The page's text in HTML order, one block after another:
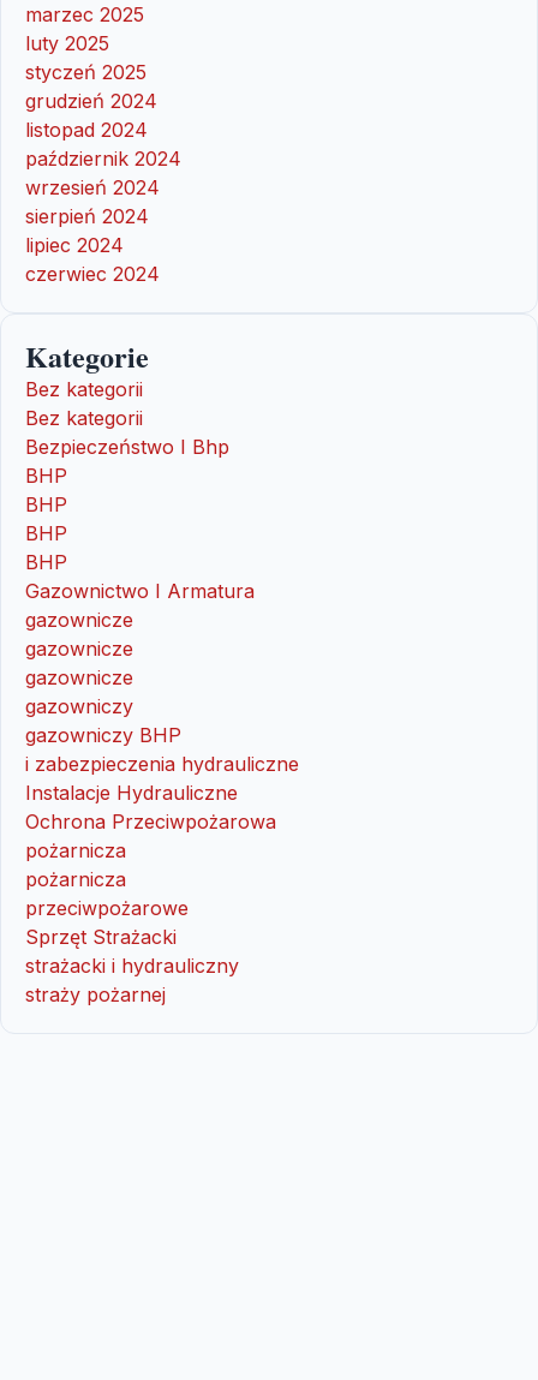
marzec 2025
luty 2025
styczeń 2025
grudzień 2024
listopad 2024
październik 2024
wrzesień 2024
sierpień 2024
lipiec 2024
czerwiec 2024
Kategorie
Bez kategorii
Bez kategorii
Bezpieczeństwo I Bhp
BHP
BHP
BHP
BHP
Gazownictwo I Armatura
gazownicze
gazownicze
gazownicze
gazowniczy
gazowniczy BHP
i zabezpieczenia hydrauliczne
Instalacje Hydrauliczne
Ochrona Przeciwpożarowa
pożarnicza
pożarnicza
przeciwpożarowe
Sprzęt Strażacki
strażacki i hydrauliczny
straży pożarnej